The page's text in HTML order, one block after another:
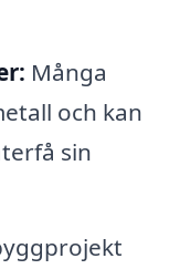
Många
och kan
sin